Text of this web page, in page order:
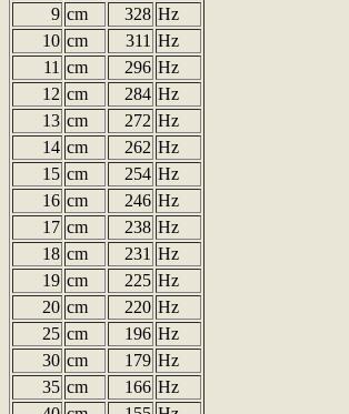
9 cm 328 Hz
10 cm 311 Hz
11 cm 296 Hz
12 cm 284 Hz
13 cm 272 Hz
14 cm 262 Hz
15 cm 254 Hz
16 cm 246 Hz
17 cm 238 Hz
18 cm 231 Hz
19 cm 225 Hz
20 cm 220 Hz
25 cm 196 Hz
30 cm 179 Hz
35 cm 166 Hz